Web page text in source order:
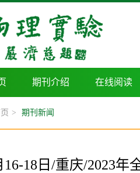
期刊介绍 在线阅读
> 期刊新闻
16-18日/重庆/2023